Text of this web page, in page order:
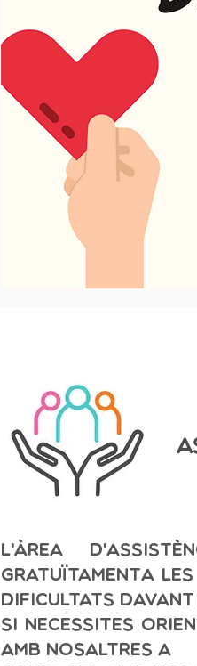
L'Àrea
gratuïtamenta les
dificultats davant
Si necessites
amb nosaltres a